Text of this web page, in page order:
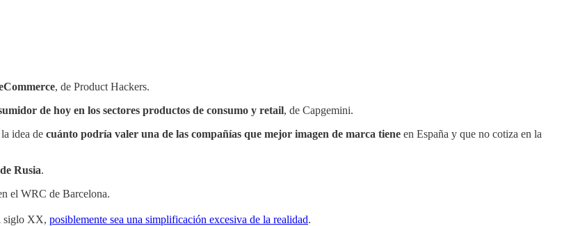
, de Product Hackers.
de hoy en los sectores productos de consumo y retail, de Capgemini.
idea de cuánto podría valer una de las compañías que mejor imagen de marca tiene en España y que no cotiza en la
Rusia.
el WRC de Barcelona.
siglo XX, posiblemente sea una simplificación excesiva de la realidad.